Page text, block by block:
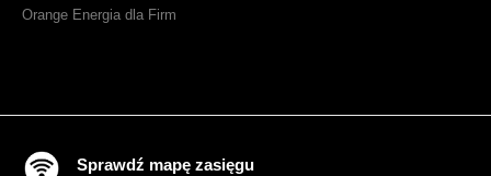
Orange Energia dla Firm
Sprawdź mapę zasięgu